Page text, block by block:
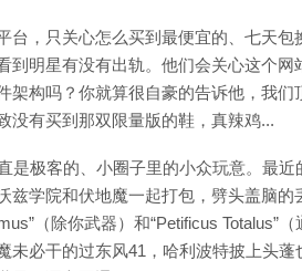
台，只关心怎么买到最便宜的、七天
到明星有没有出轨。他们会关心这个
架构吗？你就算很自豪的告诉他，我
没有买到那双限量版的鞋，真辣鸡...
是极客的、小圈子里的小众玩意。最
兹学院和伏地魔一起打包，劈头盖脑
（除你武器）和“Petificus Totalus”
未必干的过东风41，哈利波特披上头